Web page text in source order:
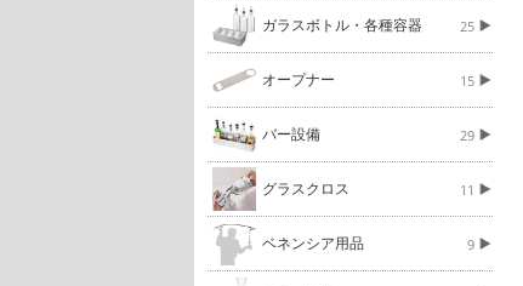
ガラスボトル・各種容器 25
オープナー 15
バー設備 29
グラスクロス 11
ベネンシア用品 9